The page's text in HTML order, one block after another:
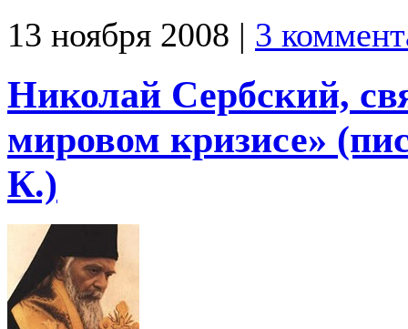
13 ноября 2008 | 3
Николай Сербский,
мировом кризисе»
К.)